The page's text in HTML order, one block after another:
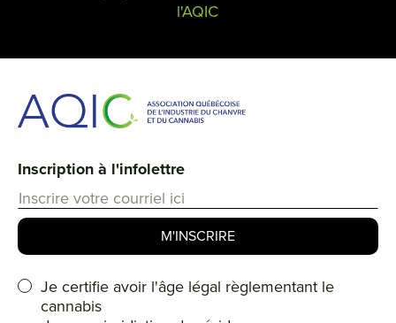
l'AQIC
Inscription à l'infolettre
Je certifie avoir l'âge légal règlementant le
cannabis